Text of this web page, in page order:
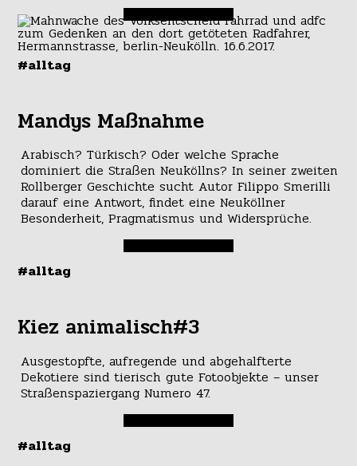
#alltag
Mandys Maßnahme
Arabisch? Türkisch? Oder welche Sprache
dominiert die Straßen Neuköllns? In seiner zweiten
Rollberger Geschichte sucht Autor Filippo Smerilli
darauf eine Antwort, findet eine Neuköllner
Besonderheit, Pragmatismus und Widersprüche.
#alltag
Kiez animalisch#3
Ausgestopfte, aufregende und abgehalfterte
Dekotiere sind tierisch gute Fotoobjekte – unser
Straßenspaziergang Numero 47.
#alltag